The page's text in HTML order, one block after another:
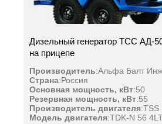
Дизельный генератор ТСС АД-
на прицепе
Производитель:Альфа Балт
Страна:Россия
Основная мощность, кВт:50
Резервная мощность, кВт:55
Производитель двигателя:TSS
Модель двигателя:TDK-N 56